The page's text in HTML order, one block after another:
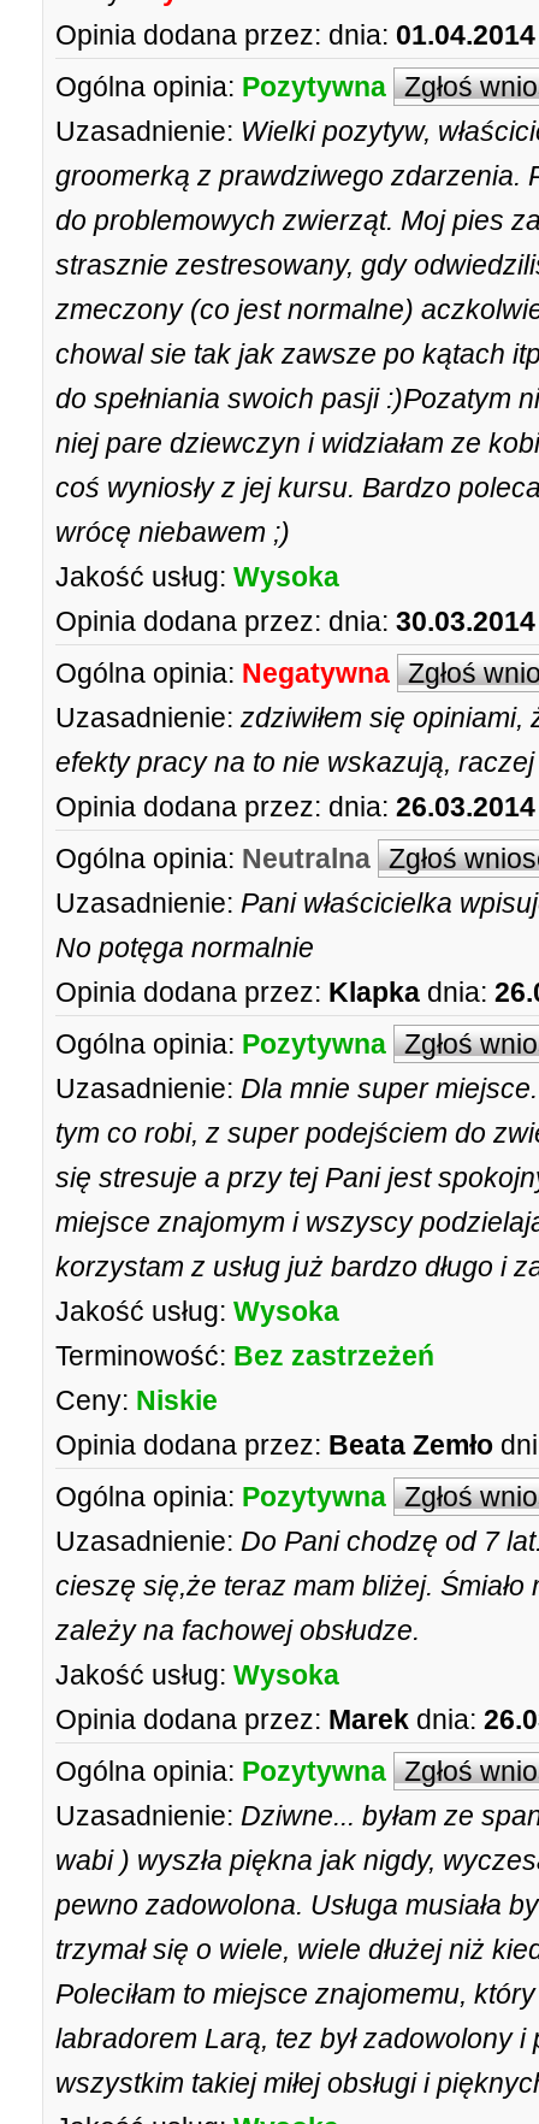
Opinia dodana przez: dnia:
Ogólna opinia: Pozytywna Zgłoś
Uzasadnienie: Wielki pozytyw,
groomerką z prawdziwego zdarzenia.
do problemowych zwierząt. Moj pies
strasznie zestresowany, gdy
zmeczony (co jest normalne)
chowal sie tak jak zawsze po kątach
do spełniania swoich pasji :)Pozatym
niej pare dziewczyn i widziałam ze
coś wyniosły z jej kursu. Bardzo
wrócę niebawem ;)
Jakość usług: Wysoka
Opinia dodana przez: dnia:
Ogólna opinia: Negatywna Zgłoś
Uzasadnienie: zdziwiłem się opiniami,
efekty pracy na to nie wskazują,
Opinia dodana przez: dnia:
Ogólna opinia: Neutralna Zgłoś
Uzasadnienie: Pani właścicielka
No potęga normalnie
Opinia dodana przez: Klapka dnia:
Ogólna opinia: Pozytywna Zgłoś
Uzasadnienie: Dla mnie super
tym co robi, z super podejściem do
się stresuje a przy tej Pani jest
miejsce znajomym i wszyscy
korzystam z usług już bardzo długo i
Jakość usług: Wysoka
Terminowość: Bez zastrzeżeń
Ceny: Niskie
Opinia dodana przez: Beata Zemło
Ogólna opinia: Pozytywna Zgłoś
Uzasadnienie: Do Pani chodzę od 7
cieszę się,że teraz mam bliżej.
zależy na fachowej obsłudze.
Jakość usług: Wysoka
Opinia dodana przez: Marek dnia:
Ogólna opinia: Pozytywna Zgłoś
Uzasadnienie: Dziwne... byłam ze
wabi ) wyszła piękna jak nigdy,
pewno zadowolona. Usługa musiała
trzymał się o wiele, wiele dłużej niż
Poleciłam to miejsce znajomemu,
labradorem Larą, tez był zadowolony
wszystkim takiej miłej obsługi i